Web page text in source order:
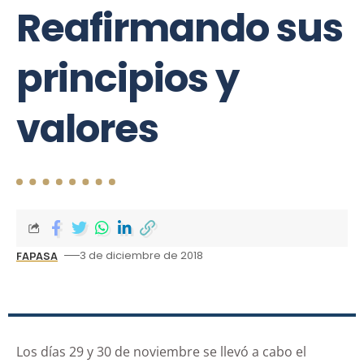
Reafirmando sus
principios y
valores
FAPASA 3 de diciembre de 2018
Los días 29 y 30 de noviembre se llevó a cabo el